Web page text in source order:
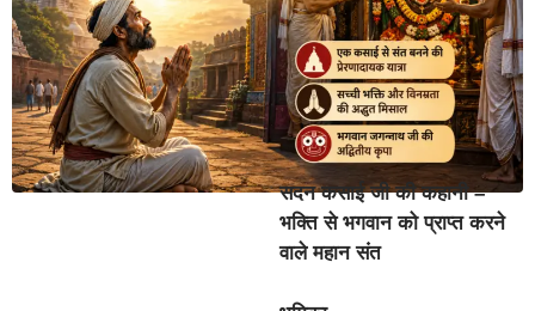
सदन कसाई जी की कहानी –
भक्ति से भगवान को प्राप्त करने
वाले महान संत